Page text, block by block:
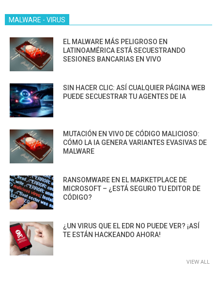
MALWARE - VIRUS
EL MALWARE MÁS PELIGROSO EN
LATINOAMÉRICA ESTÁ SECUESTRANDO
SESIONES BANCARIAS EN VIVO
SIN HACER CLIC: ASÍ CUALQUIER PÁGINA WEB
PUEDE SECUESTRAR TU AGENTES DE IA
MUTACIÓN EN VIVO DE CÓDIGO MALICIOSO:
CÓMO LA IA GENERA VARIANTES EVASIVAS DE
MALWARE
RANSOMWARE EN EL MARKETPLACE DE
MICROSOFT – ¿ESTÁ SEGURO TU EDITOR DE
CÓDIGO?
¿UN VIRUS QUE EL EDR NO PUEDE VER? ¡ASÍ
TE ESTÁN HACKEANDO AHORA!
VIEW ALL